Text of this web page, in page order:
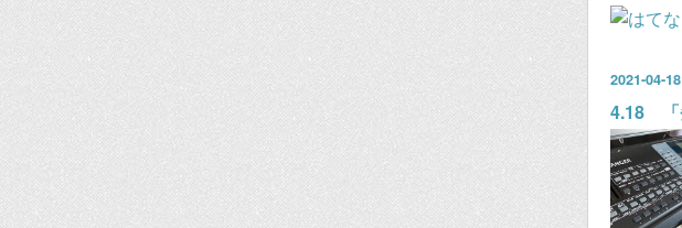
2021-04-18
4.18 「